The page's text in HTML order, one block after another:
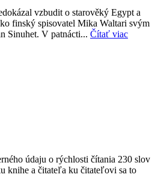
vzbudit o starověký Egypt a
finský spisovatel Mika Waltari svým
Sinuhet. V patnácti... Čítať viac
údaju o rýchlosti čítania 230 slov
knihe a čitateľa ku čitateľovi sa to